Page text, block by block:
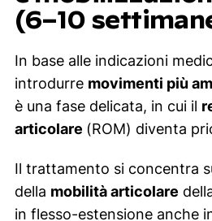
(6–10
In base alle indicazioni
introdurre movimenti più
è una fase delicata, in cui il
articolare (ROM) diventa
Il trattamento si concentra
della mobilità articolare
in flesso-estensione anche